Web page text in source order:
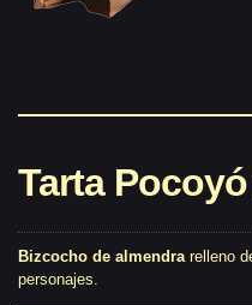
Tarta
Bizcocho de almendrarelleno
personajes.